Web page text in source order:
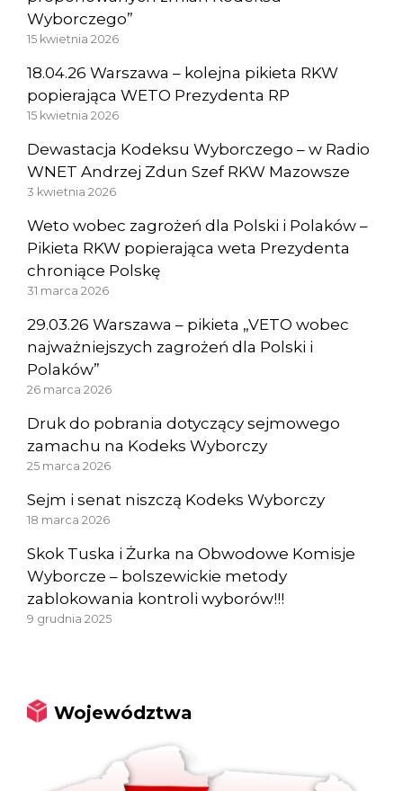
Wyborczego”
15 kwietnia 2026
18.04.26 Warszawa – kolejna pikieta RKW
popierająca WETO Prezydenta RP
15 kwietnia 2026
Dewastacja Kodeksu Wyborczego – w Radio
WNET Andrzej Zdun Szef RKW Mazowsze
3 kwietnia 2026
Weto wobec zagrożeń dla Polski i Polaków –
Pikieta RKW popierająca weta Prezydenta
chroniące Polskę
31 marca 2026
29.03.26 Warszawa – pikieta „VETO wobec
najważniejszych zagrożeń dla Polski i
Polaków”
26 marca 2026
Druk do pobrania dotyczący sejmowego
zamachu na Kodeks Wyborczy
25 marca 2026
Sejm i senat niszczą Kodeks Wyborczy
18 marca 2026
Skok Tuska i Żurka na Obwodowe Komisje
Wyborcze – bolszewickie metody
zablokowania kontroli wyborów!!!
9 grudnia 2025
Województwa